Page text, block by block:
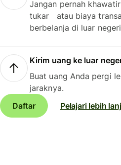
Jangan pernah
tukar atau biaya
berbelanja di luar
Kirim uang ke luar
Buat uang Anda pergi
jaraknya.
Daftar
Pelajari lebih